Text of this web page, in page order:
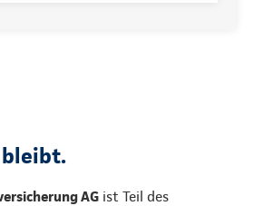
bleibt.
AG ist Teil des